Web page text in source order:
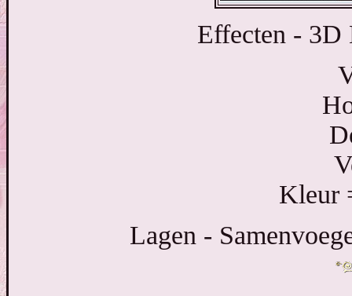
Effecten - 3D
Kleur
Lagen -